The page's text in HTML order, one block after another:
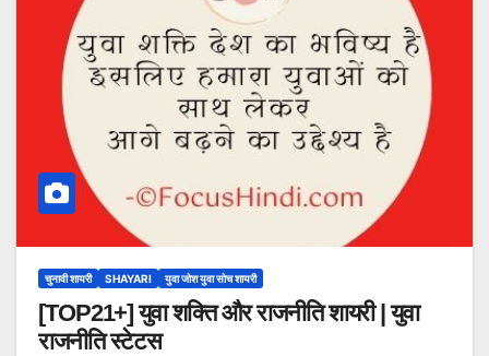
चुनावी शायरी SHAYARI युवा जोश युवा सोच शायरी
[TOP21+] युवा शक्ति और राजनीति शायरी | युवा
राजनीति स्टेटस